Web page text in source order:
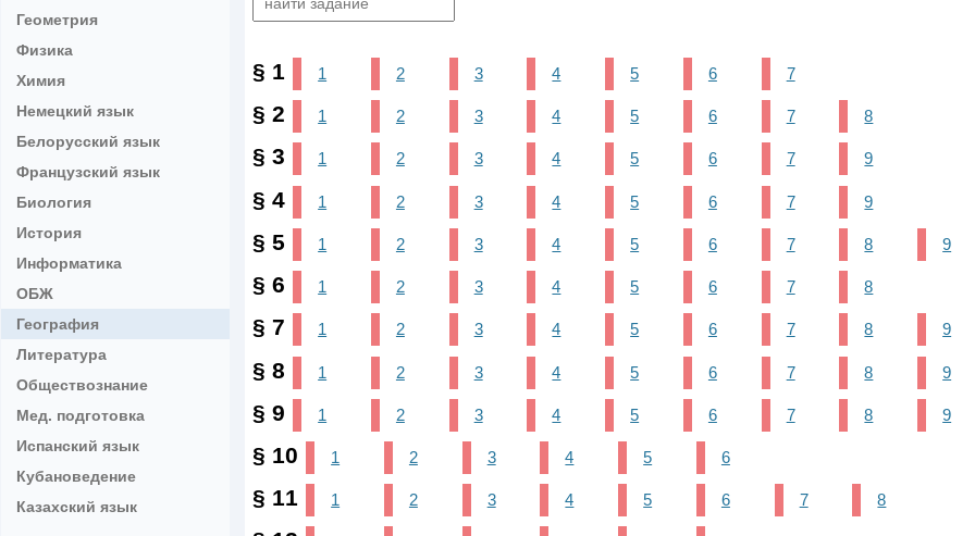
Геометрия
Физика
Химия
Немецкий язык
Белорусский язык
Французский язык
Биология
История
Информатика
ОБЖ
География
Литература
Обществознание
Мед. подготовка
Испанский язык
Кубановедение
Казахский язык
§ 1 1 2 3 4 5 6 7
§ 2 1 2 3 4 5 6 7 8
§ 3 1 2 3 4 5 6 7 9
§ 4 1 2 3 4 5 6 7 9
§ 5 1 2 3 4 5 6 7 8 9
§ 6 1 2 3 4 5 6 7 8
§ 7 1 2 3 4 5 6 7 8 9
§ 8 1 2 3 4 5 6 7 8 9
§ 9 1 2 3 4 5 6 7 8 9
§ 10 1 2 3 4 5 6
§ 11 1 2 3 4 5 6 7 8